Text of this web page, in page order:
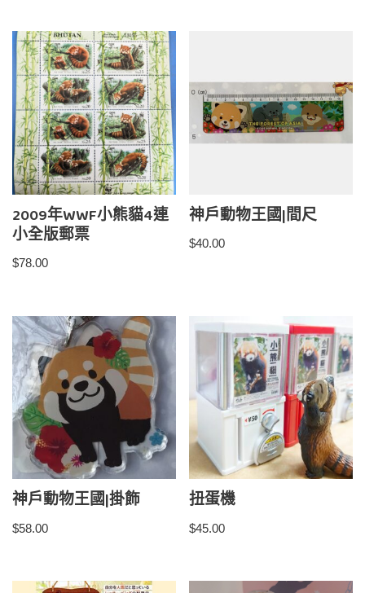
2009年WWF小熊貓4連
小全版郵票
$78.00
神戶動物王國|間尺
$40.00
神戶動物王國|掛飾
$58.00
扭蛋機
$45.00